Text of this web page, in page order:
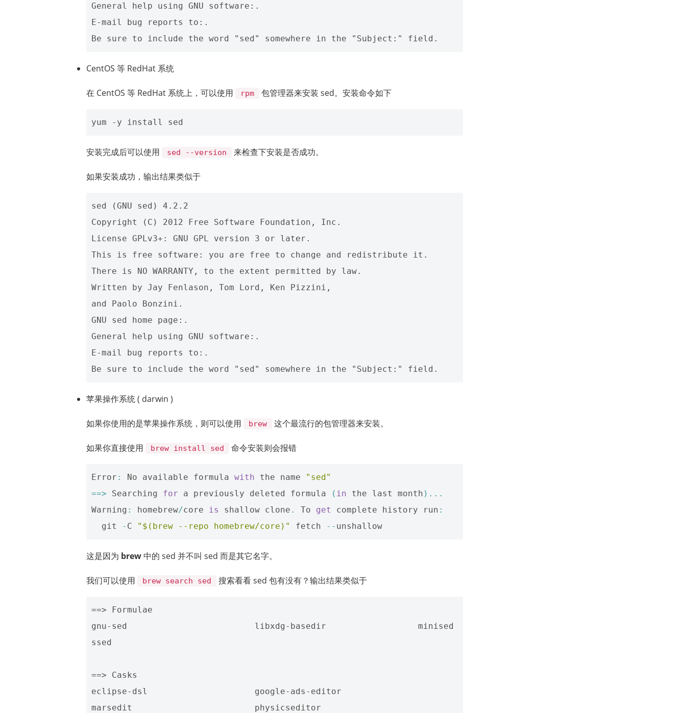
General help using GNU software:.
E-mail bug reports to:.
CentOS 等 RedHat 系统
在 CentOS 等 RedHat 系统上，可以使用 rpm 包管理器来安装 sed。安装命令如下
安装完成后可以使用 sed --version 来检查下安装是否成功。
如果安装成功，输出结果类似于
sed (GNU sed) 4.2.2
Copyright (C) 2012 Free Software Foundation, Inc.
License GPLv3+: GNU GPL version 3 or later.
This is free software: you are free to change and redistribute it.
There is NO WARRANTY, to the extent permitted by law.
Written by Jay Fenlason, Tom Lord, Ken Pizzini,
and Paolo Bonzini.
GNU sed home page:.
General help using GNU software:.
E-mail bug reports to:.
苹果操作系统 ( darwin )
如果你使用的是苹果操作系统，则可以使用 brew 这个最流行的包管理器来安装。
如果你直接使用 brew install sed 命令安装则会报错
Error : No available formula with the name
"sed"
==>
Searching for a previously deleted formula ( in the last month )...
Warning : homebrew/core is shallow clone . To get complete history run :
git
- C "$(brew --repo homebrew/core)" fetch -- unshallow
这是因为 brew 中的 sed 并不叫 sed 而是其它名字。
我们可以使用 brew search sed 搜索看看 sed 包有没有？输出结果类似于
==> Formulae
gnu-sed                         libxdg-basedir                  minised
ssed
==> Casks
eclipse-dsl                     google-ads-editor
marsedit                        physicseditor